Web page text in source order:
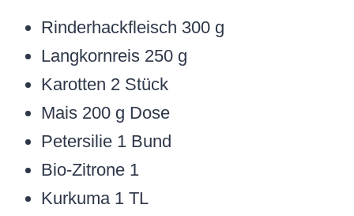
Rinderhackfleisch 300 g
Langkornreis 250 g
Karotten 2 Stück
Mais 200 g Dose
Petersilie 1 Bund
Bio-Zitrone 1
Kurkuma 1 TL